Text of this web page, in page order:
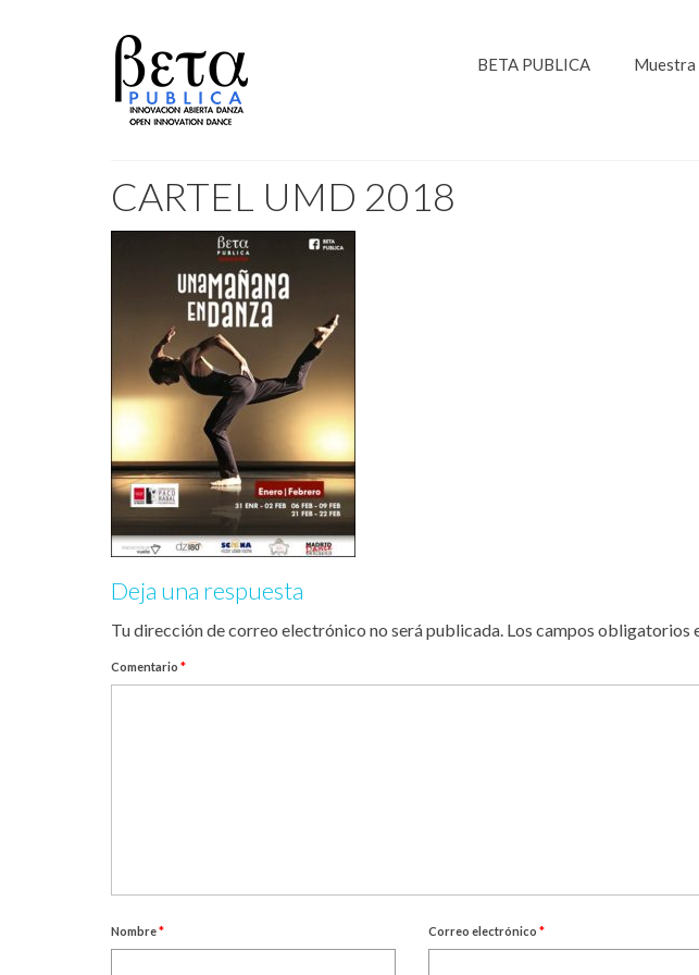
BETA PUBLICA
CARTEL UMD 2018
Deja una respuesta
Tu dirección de correo electrónico no será publicada. Los campos obligatorios
Comentario *
Nombre* Correo electrónico*